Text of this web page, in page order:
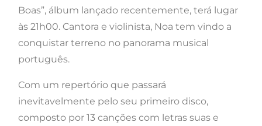
Boas”, álbum lançado recentemente, terá lugar
às 21h00. Cantora e violinista, Noa tem vindo a
conquistar terreno no panorama musical
português.
Com um repertório que passará
inevitavelmente pelo seu primeiro disco,
composto por 13 canções com letras suas e